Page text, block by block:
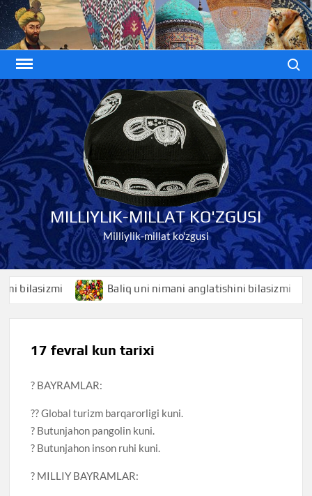
Skip
to
content
MILLIYLIK-MILLAT KO'ZGUSI
Milliylik-millat ko'zgusi
Baliq uni nimani anglatishini bilasizmi
17 fevral kun tarixi
? BAYRAMLAR:
?? Global turizm barqarorligi kuni.
? Butunjahon pangolin kuni.
? Butunjahon inson ruhi kuni.
? MILLIY BAYRAMLAR: